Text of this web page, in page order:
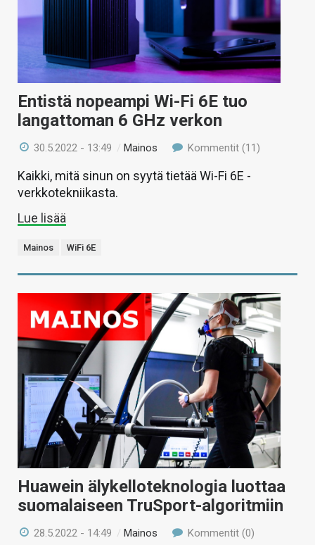
Entistä nopeampi Wi-Fi 6E tuo
langattoman 6 GHz verkon
30.5.2022 - 13:49 /Mainos Kommentit (11)
Kaikki, mitä sinun on syytä tietää Wi-Fi 6E -
verkkotekniikasta.
Lue lisää
Mainos WiFi 6E
Huawein älykelloteknologia luottaa
suomalaiseen TruSport-algoritmiin
28.5.2022 - 14:49 /Mainos Kommentit (0)